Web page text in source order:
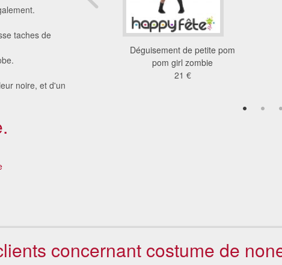
taches de
noire, et d'un
pour enfant
Déguisement de petite pom
pom girl zombie
21 €
concernant costume de